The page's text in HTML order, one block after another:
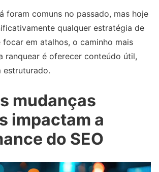
foram comuns no passado, mas hoje
qualquer estratégia de
focar em atalhos, o caminho mais
ranquear é oferecer conteúdo útil,
estruturado.
mudanças
impactam a
do SEO